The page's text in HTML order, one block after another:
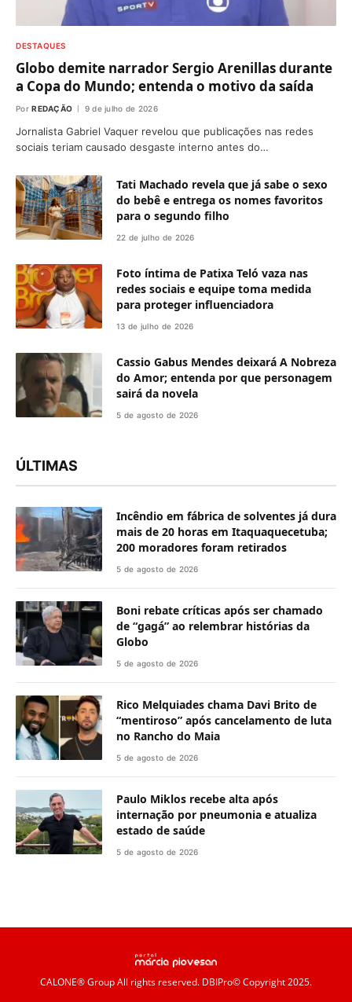
DESTAQUES
Globo demite narrador Sergio Arenillas durante
a Copa do Mundo; entenda o motivo da saída
Por REDAÇÃO 9 de julho de 2026
Jornalista Gabriel Vaquer revelou que publicações nas redes
sociais teriam causado desgaste interno antes do…
Tati Machado revela que já sabe o sexo
do bebê e entrega os nomes favoritos
para o segundo filho
22 de julho de 2026
Foto íntima de Patixa Teló vaza nas
redes sociais e equipe toma medida
para proteger influenciadora
13 de julho de 2026
Cassio Gabus Mendes deixará A Nobreza
do Amor; entenda por que personagem
sairá da novela
5 de agosto de 2026
ÚLTIMAS
Incêndio em fábrica de solventes já dura
mais de 20 horas em Itaquaquecetuba;
200 moradores foram retirados
5 de agosto de 2026
Boni rebate críticas após ser chamado
de “gagá” ao relembrar histórias da
Globo
5 de agosto de 2026
Rico Melquiades chama Davi Brito de
“mentiroso” após cancelamento de luta
no Rancho do Maia
5 de agosto de 2026
Paulo Miklos recebe alta após
internação por pneumonia e atualiza
estado de saúde
5 de agosto de 2026
CALONE® GroupAll rights reserved. DBIPro© Copyright 2025.